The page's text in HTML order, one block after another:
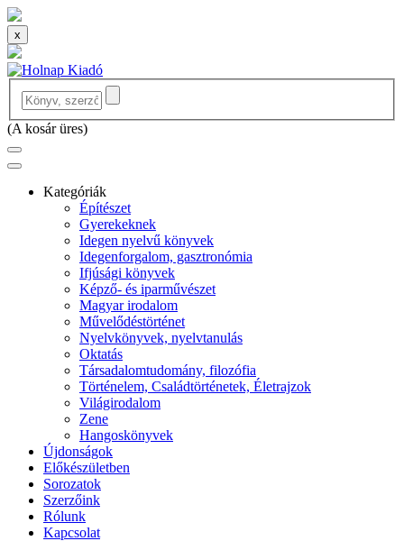
x
(A kosár üres)
Kategóriák
Építészet
Gyerekeknek
Idegen nyelvű könyvek
Idegenforgalom, gasztronómia
Ifjúsági könyvek
Képző- és iparművészet
Magyar irodalom
Művelődéstörténet
Nyelvkönyvek, nyelvtanulás
Oktatás
Társadalomtudomány, filozófia
Történelem, Családtörténetek, Életrajzok
Világirodalom
Zene
Hangoskönyvek
Újdonságok
Előkészületben
Sorozatok
Szerzőink
Rólunk
Kapcsolat